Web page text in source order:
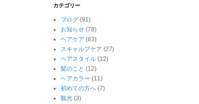
カテゴリー
ブログ (91)
お知らせ (78)
ヘアケア (63)
スキャルプケア (27)
ヘアスタイル (12)
髪のこと (12)
ヘアカラー (11)
初めての方へ (7)
観光 (3)